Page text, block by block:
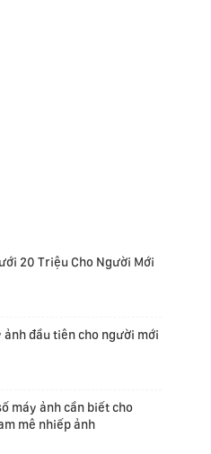
20 Triệu Cho Người Mới
ảnh đầu tiên cho người mới
máy ảnh cần biết cho
mê nhiếp ảnh